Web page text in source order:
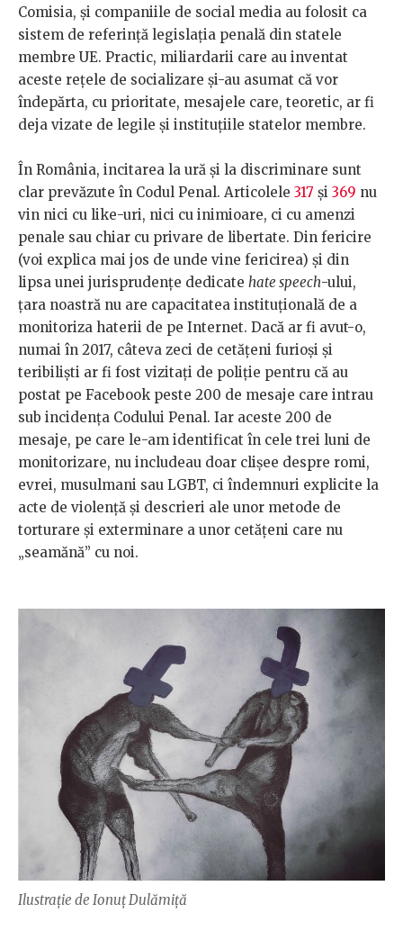
Comisia, și companiile de social media au folosit ca
sistem de referință legislația penală din statele
membre UE. Practic, miliardarii care au inventat
aceste rețele de socializare și-au asumat că vor
îndepărta, cu prioritate, mesajele care, teoretic, ar fi
deja vizate de legile și instituțiile statelor membre.
În România, incitarea la ură și la discriminare sunt
clar prevăzute în Codul Penal. Articolele 317 și 369 nu
vin nici cu like-uri, nici cu inimioare, ci cu amenzi
penale sau chiar cu privare de libertate. Din fericire
(voi explica mai jos de unde vine fericirea) și din
lipsa unei jurisprudențe dedicate hate speech-ului,
țara noastră nu are capacitatea instituțională de a
monitoriza haterii de pe Internet. Dacă ar fi avut-o,
numai în 2017, câteva zeci de cetățeni furioși și
teribiliști ar fi fost vizitați de poliție pentru că au
postat pe Facebook peste 200 de mesaje care intrau
sub incidența Codului Penal. Iar aceste 200 de
mesaje, pe care le-am identificat în cele trei luni de
monitorizare, nu includeau doar clișee despre romi,
evrei, musulmani sau LGBT, ci îndemnuri explicite la
acte de violență și descrieri ale unor metode de
torturare și exterminare a unor cetățeni care nu
„seamănă” cu noi.
Ilustraţie de Ionuţ Dulămiţă